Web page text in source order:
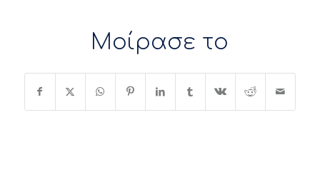
Μοίρασε το